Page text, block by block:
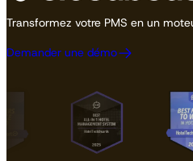
Transformez votre PMS en un
Demander une démo